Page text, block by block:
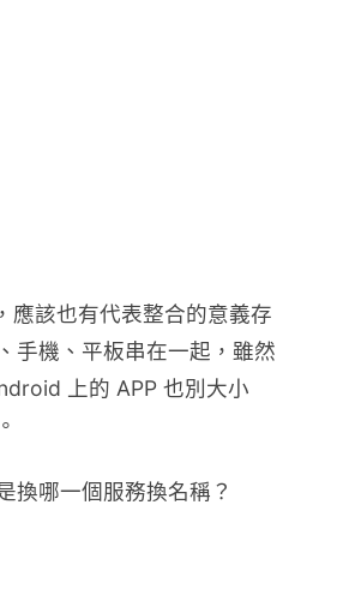
應該也有代表整合的意義存
手機、平板串在一起，雖然
上的 APP 也別大小
換哪一個服務換名稱？